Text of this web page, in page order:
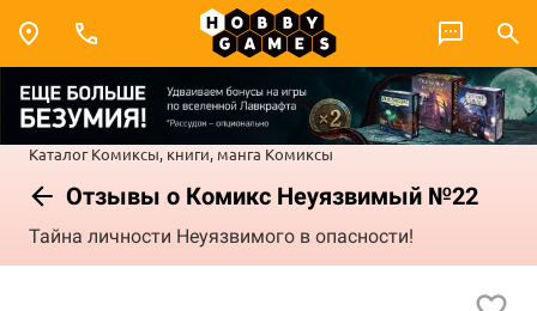
Каталог Комиксы, книги, манга Комиксы
Отзывы о Комикс Неуязвимый №22
Тайна личности Неуязвимого в опасности!